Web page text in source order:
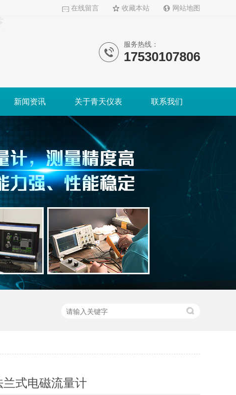
在线留言 收藏本站 网站地图
服务热线：
17530107806
新闻资讯 关于青天仪表 联系我们
式电磁流量计